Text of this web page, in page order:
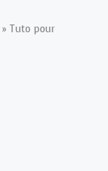
» Tuto pour